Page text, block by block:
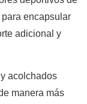
encapsular
adicional y
acolchados
manera más